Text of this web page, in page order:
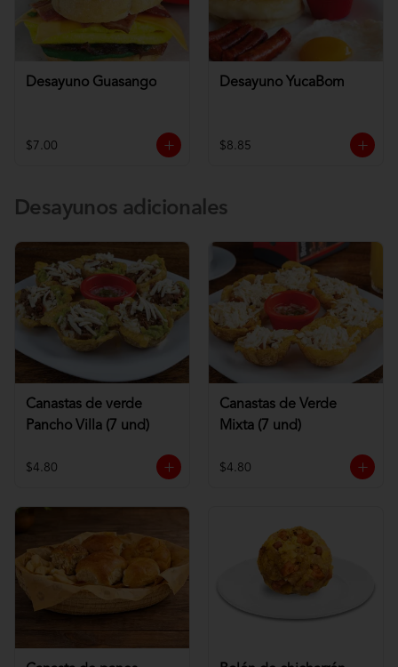
Desayuno Guasango
$7.00
Desayuno YucaBom
$8.85
Desayunos adicionales
Canastas de verde
Pancho Villa (7 und)
$4.80
Canastas de Verde
Mixta (7 und)
$4.80